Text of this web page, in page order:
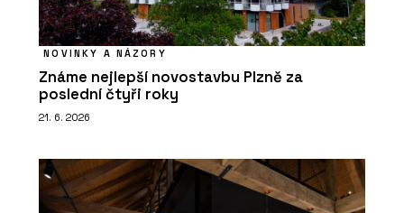
NOVINKY A NÁZORY
Známe nejlepší novostavbu Plzně za
poslední čtyři roky
21. 6. 2026